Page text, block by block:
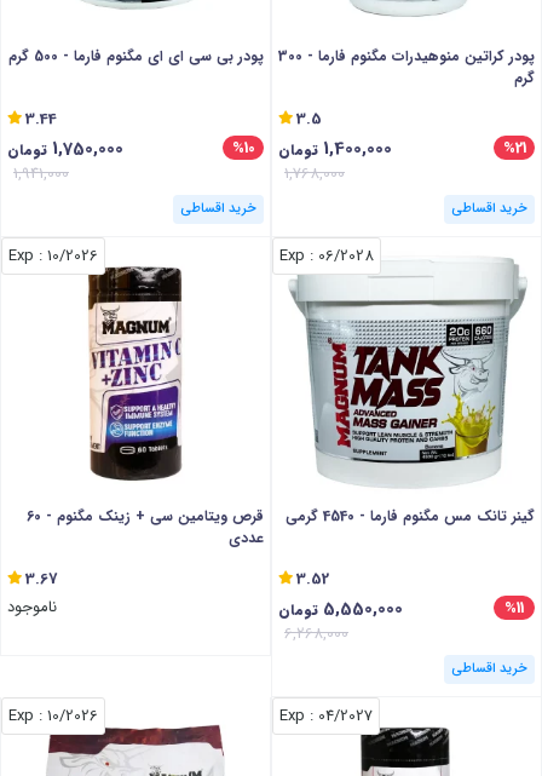
پودر کراتین منوهیدرات مگنوم فارما - 300
گرم
3.5
%21
1,400,000 تومان
1,768,000
خرید اقساطی
پودر بی سی ای ای مگنوم فارما - 500 گرم
3.44
%10
1,750,000 تومان
1,941,000
خرید اقساطی
06/2028
: Exp
گینر تانک مس مگنوم فارما - 4540 گرمی
3.52
%11
5,550,000 تومان
6,268,000
خرید اقساطی
10/2026
: Exp
قرص ویتامین سی + زینک مگنوم - 60
عددی
3.67
ناموجود
04/2027
: Exp
10/2026
: Exp